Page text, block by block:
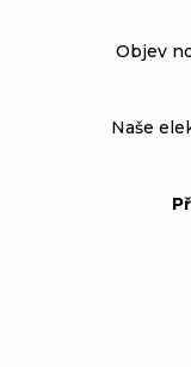
Objev
Naše